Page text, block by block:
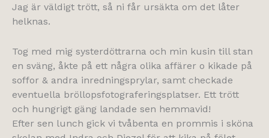
Jag är väldigt trött, så ni får ursäkta om det låter
helknas.
Tog med mig systerdöttrarna och min kusin till stan
en sväng, åkte på ett några olika affärer o kikade på
soffor & andra inredningsprylar, samt checkade
eventuella bröllopsfotograferingsplatser. Ett trött
och hungrigt gäng landade sen hemmavid!
Efter sen lunch gick vi tvåbenta en prommis i sköna